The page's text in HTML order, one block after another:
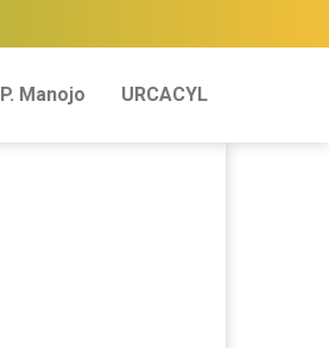
P. Manojo URCACYL